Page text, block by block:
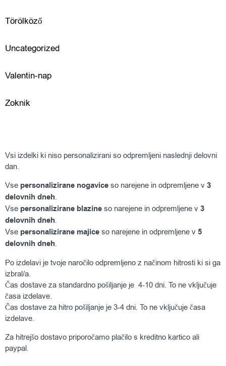
í
k
o
e
r
a
l
s
ó
k
K
Vsi izdelki ki niso personalizirani so odpremljeni naslednji delovni
dan.
Vse personalizirane nogavice so narejene in odpremljene v 3
delovnih dneh.
Vse personalizirane blazine so narejene in odpremljene v 3
delovnih dneh.
Vse personalizirane majice so narejene in odpremljene v 5
delovnih dneh.
Po izdelavi je tvoje naročilo odpremljeno z načinom hitrosti ki si ga
izbral/a.
Čas dostave za standardno pošiljanje je 4-10 dni. To ne vključuje
časa izdelave.
Čas dostave za hitro pošiljanje je 3-4 dni. To ne vključuje časa
izdelave.
Za hitrejšo dostavo priporočamo plačilo s kreditno kartico ali
paypal.
Törölköző
Uncategorized
Valentin-nap
Zoknik